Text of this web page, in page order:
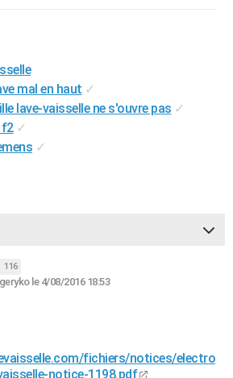
mal en haut ✓
lave-vaisselle ne s'ouvre pas ✓
f2 ✓
✓
116
le 4/08/2016 18:53
fichiers/notices/electro
notice-1198.pdf